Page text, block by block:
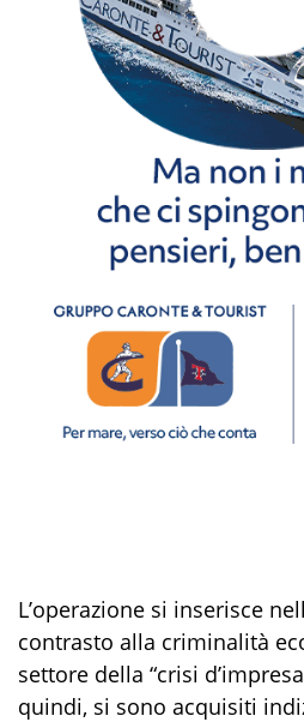
L’operazione si inserisce
contrasto alla criminalità
settore della “crisi
quindi, si sono acquisiti